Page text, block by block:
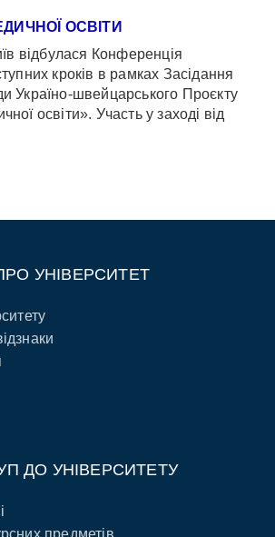
ОСВІТИ
відбулася Конференція
кроків в рамках Засідання
Україно-швейцарського Проєкту
освіти». Участь у заході від
УНІВЕРСИТЕТ
ДО УНІВЕРСИТЕТУ
предметів